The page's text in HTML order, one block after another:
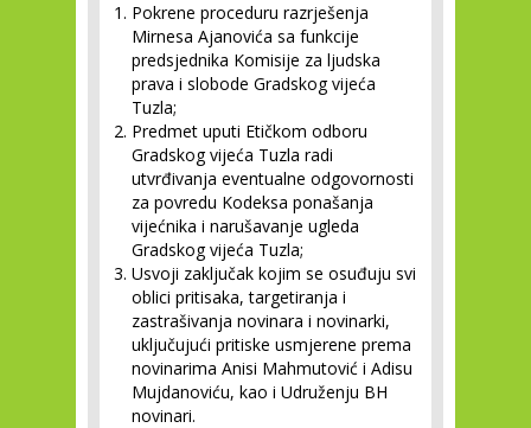
Pokrene proceduru razrješenja
Mirnesa Ajanovića sa funkcije
predsjednika Komisije za ljudska
prava i slobode Gradskog vijeća
Tuzla;
Predmet uputi Etičkom odboru
Gradskog vijeća Tuzla radi
utvrđivanja eventualne odgovornosti
za povredu Kodeksa ponašanja
vijećnika i narušavanje ugleda
Gradskog vijeća Tuzla;
Usvoji zaključak kojim se osuđuju svi
oblici pritisaka, targetiranja i
zastrašivanja novinara i novinarki,
uključujući pritiske usmjerene prema
novinarima Anisi Mahmutović i Adisu
Mujdanoviću, kao i Udruženju BH
novinari.